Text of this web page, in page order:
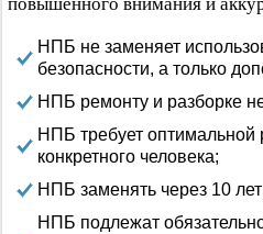
НПБ не заменяет
безопасности, а только
НПБ ремонту и разборке
НПБ требует оптимальной
конкретного человека;
НПБ заменять через 10
НПБ подлежат